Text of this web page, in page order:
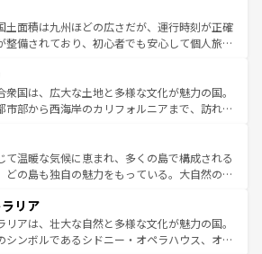
足を運ぶとそれぞれで全く異なる文化を体験で
きるだろう。 なお、新着のフランス情報はコンテンツ一覧
ほしい。
人にはぜひ体験してほしい。 なお、新着の
はコンテンツ一覧を参照してほしい。
異なる魅力がある。また、優雅なアフタヌーン
ール好きにはたまらない英国パブ、サッカー観
場だからこそできる体験も豊富。イギリスを旅
参照してほしい。
土面積は九州ほどの広さだが、運行時刻が正確
整備されており、初心者でも安心して個人旅行
のまま残る町や、スイスならではのユニークな
り、アルプス観光だけでなく町歩きも満喫する
る。国民の所得が高いため物価も高いが、旅行
無料で観光を楽しむこともできる。 なお、新
情報はコンテンツ一覧 を参照してほしい。
衆国は、広大な土地と多様な文化が魅力の国。
市部から西海岸のカリフォルニアまで、訪れる
大都市は、観光、ショッピング、エンターテイ
詰まった刺激的なスポットだ。一方、アメリカ
自然が広がり、グランドキャニオンやイエロー
オーリンズでは、音楽と美食が融合した独特の
。旅行者はアメリカの各地域で異なる魅力を楽
、その多様性と豊かな歴史を感じることができ
て温暖な気候に恵まれ、多くの島で構成される
どの島も独自の魅力をもっている。大自然の神
逃せない。また、定番の観光地といえばオアフ
かな自然を求めるならマウイ島やカウアイ島が
エメラルドグリーンに輝く海をはじめ、豊かな
リア
リアは、壮大な自然と多様な文化が魅力の国。
シンボルであるシドニー・オペラハウス、オー